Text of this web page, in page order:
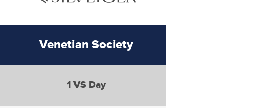
Venetian Society
1 VS Day